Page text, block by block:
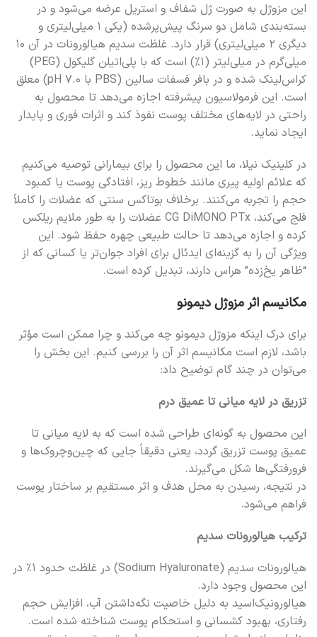
این مزوژل به صورت ژل شفاف و استریل عرضه می‌شود و در
بسته‌بندی شامل دو سرنگ پیش‌پرشده (یکی ۱ میلی‌لیتری و
دیگری ۲ میلی‌لیتری) قرار دارد. غلظت سدیم هیالورونات در آن ۱۰
میلی‌گرم در میلی‌لیتر (۱%) است که با پلی‌اتیلن گلیکول (PEG)
کراس‌لینک شده و در بافر فسفات سالین (PBS با pH ۷.۰) معلق
است. این فرمولاسیون پیشرفته اجازه می‌دهد تا محصول به
راحتی در لایه‌های مختلف پوست نفوذ کند و اثرات فوری و پایدار
ایجاد نماید.
در کلینیک نیلا، ما این محصول را برای بیمارانی توصیه می‌کنیم
که علائم اولیه پیری مانند خطوط ریز، افتادگی پوست یا کمبود
حجم را تجربه می‌کنند. برخلاف بوتاکس سنتی که عضلات را کاملاً
فلج می‌کند، CG DiMONO PTx عضلات را به طور ملایم ریلکس
کرده و اجازه می‌دهد تا حالت طبیعی چهره حفظ شود. این
ویژگی آن را به گزینه‌ای ایدئال برای افراد جوان‌تر یا کسانی که از
“ظاهر یخ‌زده” هراس دارند، تبدیل کرده است.
مکانیسم اثر مزوژل دیمونو
برای درک اینکه مزوژل دیمونو چه می‌کند و چرا ممکن است مؤثر
باشد، لازم است مکانیسم اثر آن را بررسی کنیم. این بخش را
می‌توان در چند گام توضیح داد:
تزریق در لایه میانی تا عمیق درم
این محصول به گونه‌ای طراحی شده است که به لایه میانی تا
عمیق پوست تزریق گردد، یعنی دقیقاً جایی که چین‌وچروک‌ها و
فرورفتگی‌ها شکل می‌گیرند.
در نتیجه، رسیدن به محل هدف و اثر مستقیم بر ساختار پوست
فراهم می‌شود.
ترکیب هیالورونات سدیم
هیالورونات سدیم (Sodium Hyaluronate) در غلظت حدود ۱٪ در
این محصول وجود دارد.
هیالورونیک‌اسید به دلیل خاصیت نگه‌داشتن آب، افزایش حجم
رفتاری، بهبود کشسانی و استحکام پوست شناخته شده است.